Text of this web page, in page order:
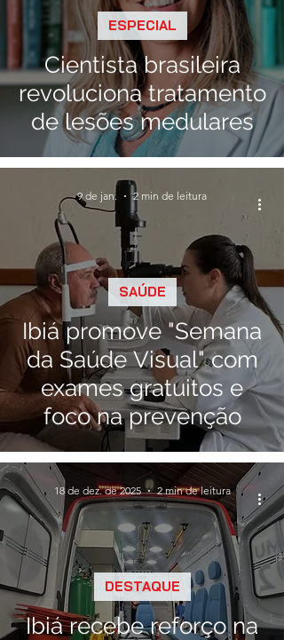
Cientista brasileira
revoluciona tratamento
de lesões medulares
ESPECIAL
Ibiá promove "Semana
da Saúde Visual" com
exames gratuitos e
foco na prevenção
SAÚDE
9 de jan. 2 min de leitura
Ibiá recebe reforço na
DESTAQUE
18 de dez. de 2025 2 min de leitura